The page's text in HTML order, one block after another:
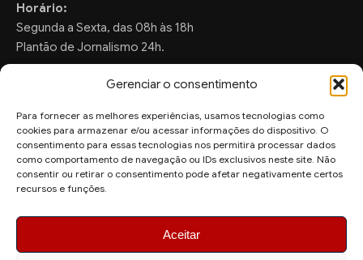
Gerenciar o consentimento
Para fornecer as melhores experiências, usamos tecnologias como
cookies para armazenar e/ou acessar informações do dispositivo. O
consentimento para essas tecnologias nos permitirá processar dados
como comportamento de navegação ou IDs exclusivos neste site. Não
consentir ou retirar o consentimento pode afetar negativamente certos
recursos e funções.
Aceitar
Horário:
Segunda a Sexta, das 08h às 18h
Plantão de Jornalismo 24h.
FALE CONOSCO
Sugestões de Pauta:
ronaldo.valentim150@gmail.com